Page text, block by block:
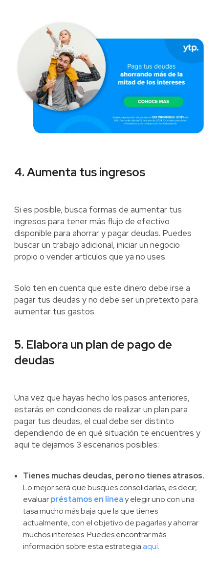
4. Aumenta tus ingresos
Si es posible, busca formas de aumentar tus
ingresos para tener más flujo de efectivo
disponible para ahorrar y pagar deudas. Puedes
buscar un trabajo adicional, iniciar un negocio
propio o vender artículos que ya no uses.
Solo ten en cuenta que este dinero debe irse a
pagar tus deudas y no debe ser un pretexto para
aumentar tus gastos.
5. Elabora un plan de pago de
deudas
Una vez que hayas hecho los pasos anteriores,
estarás en condiciones de realizar un plan para
pagar tus deudas, el cual debe ser distinto
dependiendo de en qué situación te encuentres y
aquí te dejamos 3 escenarios posibles:
Tienes muchas deudas, pero no tienes atrasos.
Lo mejor será que busques consolidarlas, es decir,
evaluarpréstamos en líneay elegir uno con una
tasa mucho más baja que la que tienes
actualmente, con el objetivo de pagarlas y ahorrar
muchos intereses. Puedes encontrar más
información sobre esta estrategia aquí.